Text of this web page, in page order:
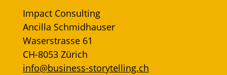
Impact Consulting
Ancilla Schmidhauser
Waserstrasse 61
CH-8053 Zürich
info@business-storytelling.ch